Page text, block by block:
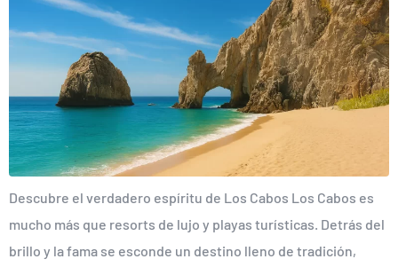
Descubre el verdadero espíritu de Los Cabos Los Cabos es
mucho más que resorts de lujo y playas turísticas. Detrás del
brillo y la fama se esconde un destino lleno de tradición,